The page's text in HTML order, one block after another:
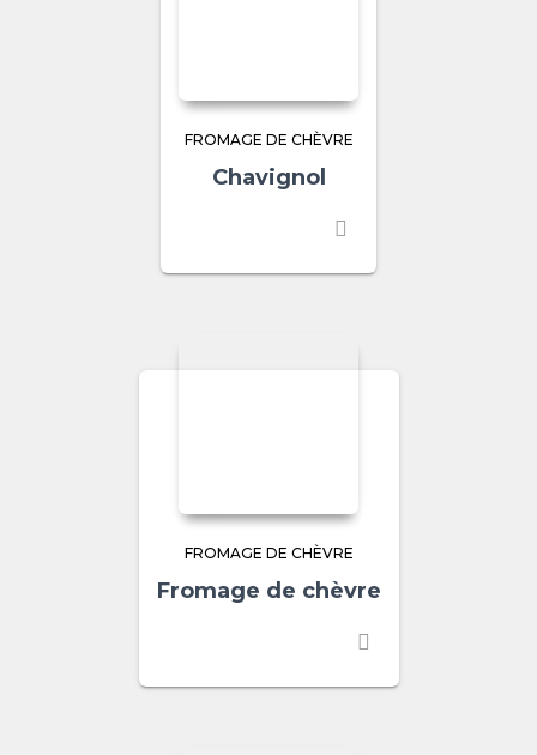
FROMAGE DE CHÈVRE
Chavignol
FROMAGE DE CHÈVRE
Fromage de chèvre